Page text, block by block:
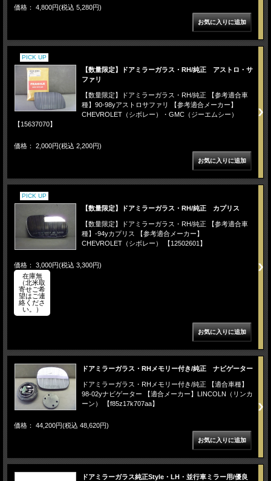
価格： 4,800円(税込 5,280円)
PICK UP
【数量限定】ドアミラーガラス・RH/純正 アストロ・サ
ファリ
【数量限定】ドアミラーガラス・RH/純正 【参考適合車
種】90-98yアストロサファリ 【参考適合メーカー】
CHEVROLET（シボレー）・GMC（ジーエムシー）
【15637070】
価格： 2,000円(税込 2,200円)
PICK UP
【数量限定】ドアミラーガラス・RH/純正 カプリス
【数量限定】ドアミラーガラス・RH/純正 【参考適合車
種】-94yカプリス 【参考適合メーカー】
CHEVROLET（シボレー） 【12502601】
価格： 3,000円(税込 3,300円)
在庫無
（北米取
寄せご希
望はご連
絡くださ
い。）
ドアミラーガラス・RHメモリー付き/純正 ナビゲーター
ドアミラーガラス・RHメモリー付き/純正 【適合車種】
98-02yナビゲーター 【適合メーカー】LINCOLN（リンカ
ーン） 【f85z17k707aa】
価格： 44,200円(税込 48,620円)
ドアミラーガラス純正Style・LH・並行車ミラー用/優良